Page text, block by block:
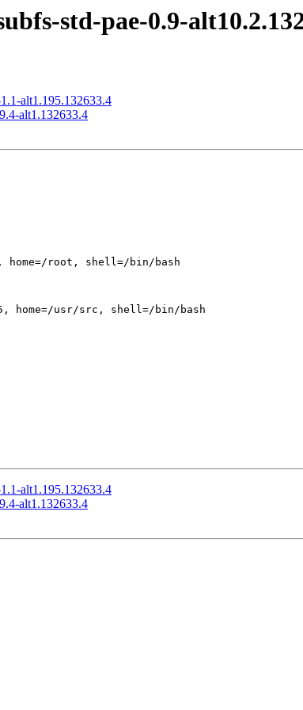
std-pae-0.9-
alt1.195.132633.4
alt1.132633.4
home=/root, shell=/bin/bash
home=/usr/src, shell=/bin/bash
alt1.195.132633.4
alt1.132633.4